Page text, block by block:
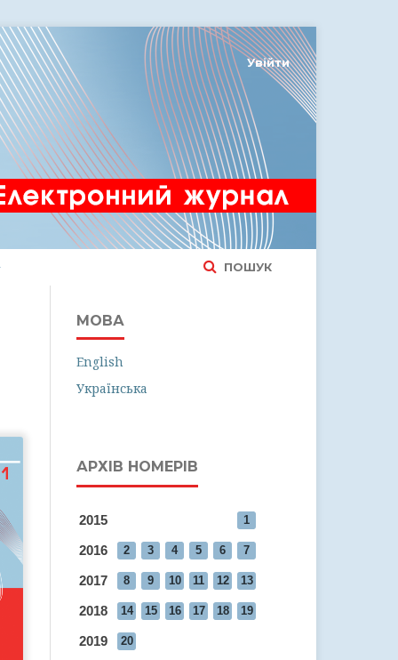
ПОШУК
Увійти
МОВА
English
Українська
АРХІВ НОМЕРІВ
2015 1
2016 2 3 4 5 6 7
2017 8 9 10 11 12 13
2018 14 15 16 17 18 19
2019 20